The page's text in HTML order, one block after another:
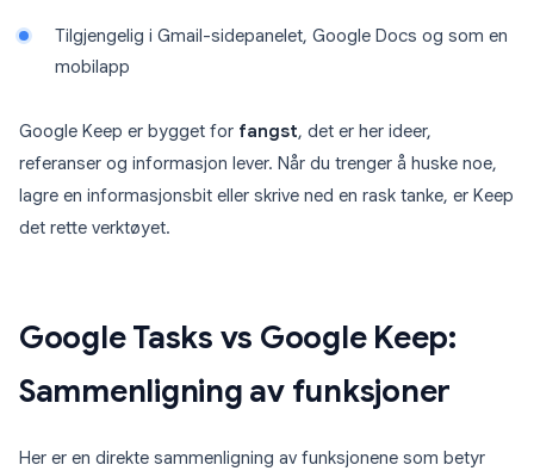
Tilgjengelig i Gmail-sidepanelet, Google Docs og som en
mobilapp
Google Keep er bygget for fangst, det er her ideer,
referanser og informasjon lever. Når du trenger å huske noe,
lagre en informasjonsbit eller skrive ned en rask tanke, er Keep
det rette verktøyet.
Google Tasks vs Google Keep:
Sammenligning av funksjoner
Her er en direkte sammenligning av funksjonene som betyr